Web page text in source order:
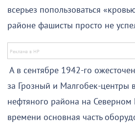
всерьез попользоваться
районе фашисты просто не
А в сентябре 1942-го
за Грозный и Малгобек-центры
нефтяного района на Северном
времени основная часть